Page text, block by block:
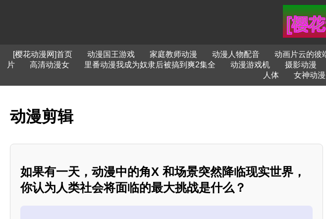
[樱花动漫网]首页 动漫国王游戏 家庭教师动漫 动漫人物配音 动画片云的彼
片
高清动漫女 里番动漫我成为奴隶后被搞到爽2集全 动漫游戏机 摄影动漫
人体
女神动
动漫剪辑
如果有一天，动漫中的角X 和场景突然降临现实世界，
你认为人类社会将面临的最大挑战是什么？